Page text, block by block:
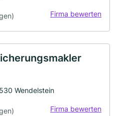
Firma bewerten
Wendelstein
Firma bewerten